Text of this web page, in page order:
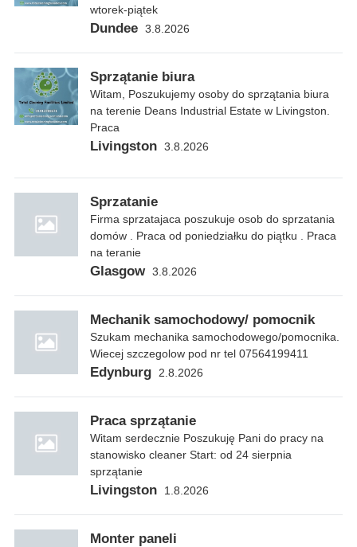
wtorek-piątek
Dundee 3.8.2026
Sprzątanie biura
Witam, Poszukujemy osoby do sprzątania biura
na terenie Deans Industrial Estate w Livingston.
Praca
Livingston 3.8.2026
Sprzatanie
Firma sprzatajaca poszukuje osob do sprzatania
domów . Praca od poniedziałku do piątku . Praca
na teranie
Glasgow 3.8.2026
Mechanik samochodowy/ pomocnik
Szukam mechanika samochodowego/pomocnika.
Wiecej szczegolow pod nr tel 07564199411
Edynburg 2.8.2026
Praca sprzątanie
Witam serdecznie Poszukuję Pani do pracy na
stanowisko cleaner Start: od 24 sierpnia
sprzątanie
Livingston 1.8.2026
Monter paneli